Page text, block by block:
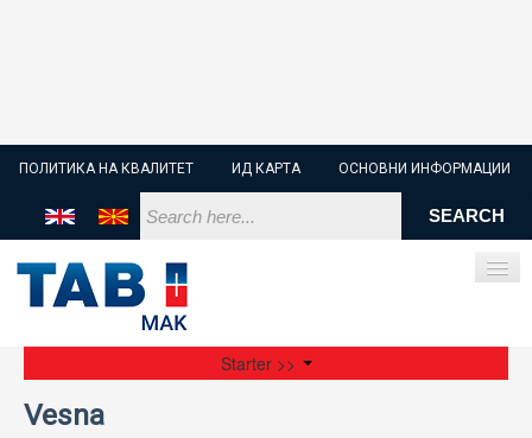
ПОЛИТИКА НА КВАЛИТЕТ ИД КАРТА ОСНОВНИ ИНФОРМАЦИИ
ПОЧЕТНА
Starter >>
Vesna